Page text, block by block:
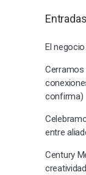
El
Cerramos
confirma)
entre
Century